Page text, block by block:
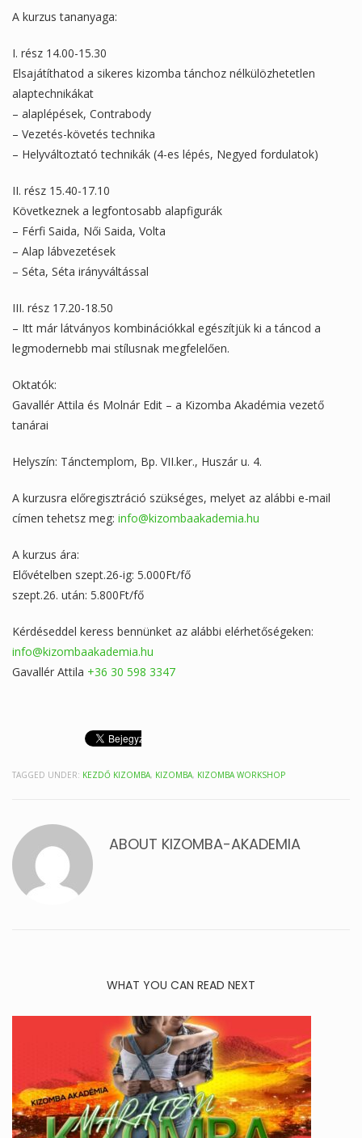
A kurzus tananyaga:
I. rész 14.00-15.30
Elsajátíthatod a sikeres kizomba tánchoz nélkülözhetetlen
alaptechnikákat
– alaplépések, Contrabody
– Vezetés-követés technika
– Helyváltoztató technikák (4-es lépés, Negyed fordulatok)
II. rész 15.40-17.10
Következnek a legfontosabb alapfigurák
– Férfi Saida, Női Saida, Volta
– Alap lábvezetések
– Séta, Séta irányváltással
III. rész 17.20-18.50
– Itt már látványos kombinációkkal egészítjük ki a táncod a
legmodernebb mai stílusnak megfelelően.
Oktatók:
Gavallér Attila és Molnár Edit – a Kizomba Akadémia vezető
tanárai
Helyszín: Tánctemplom, Bp. VII.ker., Huszár u. 4.
A kurzusra előregisztráció szükséges, melyet az alábbi e-mail
címen tehetsz meg: info@kizombaakademia.hu
A kurzus ára:
Elővételben szept.26-ig: 5.000Ft/fő
szept.26. után: 5.800Ft/fő
Kérdéseddel keress bennünket az alábbi elérhetőségeken:
info@kizombaakademia.hu
Gavallér Attila +36 30 598 3347
TAGGED UNDER: KEZDŐ KIZOMBA, KIZOMBA, KIZOMBA WORKSHOP
ABOUT KIZOMBA-AKADEMIA
WHAT YOU CAN READ NEXT